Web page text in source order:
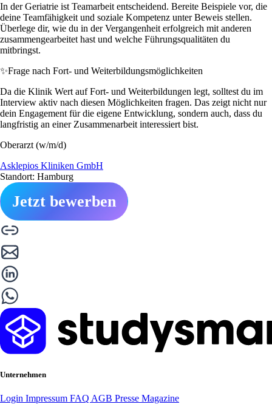
In der Geriatrie ist Teamarbeit entscheidend. Bereite Beispiele vor, die
deine Teamfähigkeit und soziale Kompetenz unter Beweis stellen.
Überlege dir, wie du in der Vergangenheit erfolgreich mit anderen
zusammengearbeitet hast und welche Führungsqualitäten du
mitbringst.
✨Frage nach Fort- und Weiterbildungsmöglichkeiten
Da die Klinik Wert auf Fort- und Weiterbildungen legt, solltest du im
Interview aktiv nach diesen Möglichkeiten fragen. Das zeigt nicht nur
dein Engagement für die eigene Entwicklung, sondern auch, dass du
langfristig an einer Zusammenarbeit interessiert bist.
Oberarzt (w/m/d)
Asklepios Kliniken GmbH
Standort: Hamburg
Jetzt bewerben
Unternehmen
Login Impressum FAQ AGB Presse Magazine